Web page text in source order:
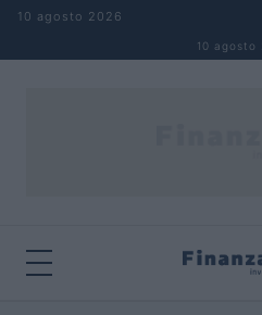
Saltar al contenido
10 agosto 2026
10 agosto